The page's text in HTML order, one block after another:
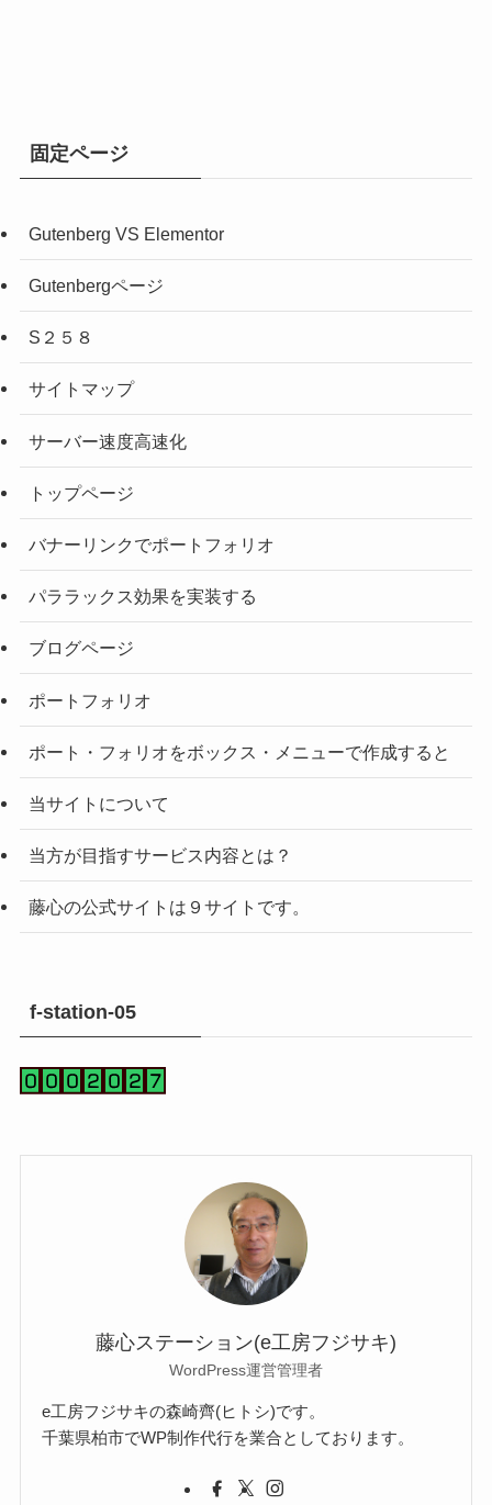
固定ページ
Gutenberg VS Elementor
Gutenbergページ
S２５８
サイトマップ
サーバー速度高速化
トップページ
バナーリンクでポートフォリオ
パララックス効果を実装する
ブログページ
ポートフォリオ
ポート・フォリオをボックス・メニューで作成すると
当サイトについて
当方が目指すサービス内容とは？
藤心の公式サイトは９サイトです。
f-station-05
藤心ステーション(e工房フジサキ)
WordPress運営管理者
e工房フジサキの森崎齊(ヒトシ)です。
千葉県柏市でWP制作代行を業合としております。